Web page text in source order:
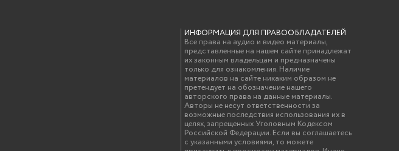
ИНФОРМАЦИЯ ДЛЯ ПРАВООБЛАДАТЕЛЕЙ
Все права на аудио и видео материалы,
представленные на нашем сайте принадлежат
их законным владельцам и предназначены
только для ознакомления. Наличие
материалов на сайте никаким образом не
претендует на обозначение нашего
авторского права на данные материалы.
Авторы не несут ответственности за
возможные последствия использования их в
целях, запрещенных Уголовным Кодексом
Российской Федерации. Если вы соглашаетесь
с указанными условиями, то можете